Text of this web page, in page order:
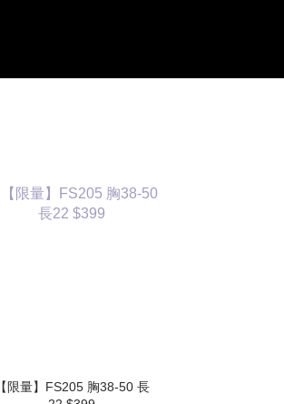
【限量】FS205 胸38-50 長